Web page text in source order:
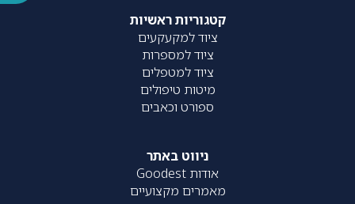
קטגוריות ראשיות
ציוד למקעקעים
ציוד למספרות
ציוד למטפלים
מיטות טיפולים
ספורט וכאבים
ניווט באתר
אודות Goodest
מאמרים מקצועיים